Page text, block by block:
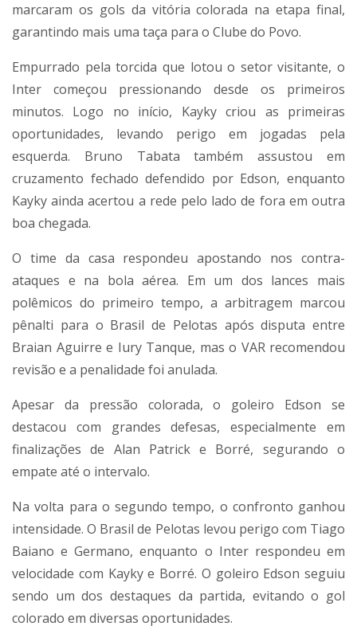
marcaram os gols da vitória colorada na etapa final,
garantindo mais uma taça para o Clube do Povo.
Empurrado pela torcida que lotou o setor visitante, o
Inter começou pressionando desde os primeiros
minutos. Logo no início, Kayky criou as primeiras
oportunidades, levando perigo em jogadas pela
esquerda. Bruno Tabata também assustou em
cruzamento fechado defendido por Edson, enquanto
Kayky ainda acertou a rede pelo lado de fora em outra
boa chegada.
O time da casa respondeu apostando nos contra-
ataques e na bola aérea. Em um dos lances mais
polêmicos do primeiro tempo, a arbitragem marcou
pênalti para o Brasil de Pelotas após disputa entre
Braian Aguirre e Iury Tanque, mas o VAR recomendou
revisão e a penalidade foi anulada.
Apesar da pressão colorada, o goleiro Edson se
destacou com grandes defesas, especialmente em
finalizações de Alan Patrick e Borré, segurando o
empate até o intervalo.
Na volta para o segundo tempo, o confronto ganhou
intensidade. O Brasil de Pelotas levou perigo com Tiago
Baiano e Germano, enquanto o Inter respondeu em
velocidade com Kayky e Borré. O goleiro Edson seguiu
sendo um dos destaques da partida, evitando o gol
colorado em diversas oportunidades.